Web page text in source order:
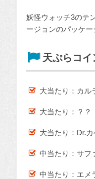
妖怪ウォッチ3のテ
ージョンのパッケー
天ぷらコイ
大当たり：カル
大当たり：？？
大当たり：Dr.カ
中当たり：サフ
中当たり：エメ